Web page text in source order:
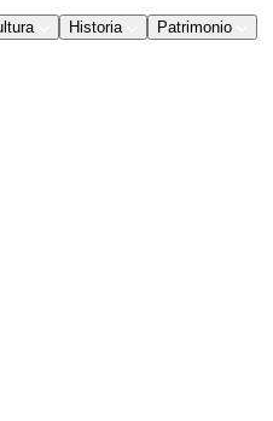
Historia
Patrimonio